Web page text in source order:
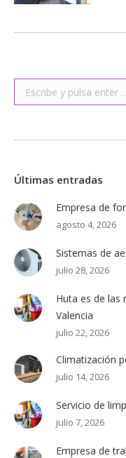
Buscar:
Últimas entradas
Empresa de
agosto 4, 2026
Sistemas de
julio 28, 2026
Huta es de las
Valencia
julio 22, 2026
Climatización
julio 14, 2026
Servicio de
julio 7, 2026
Empresa de